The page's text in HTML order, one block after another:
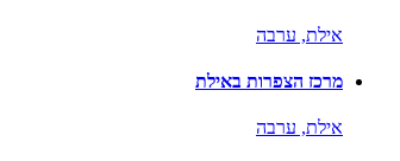
אילת, ערבה
מרכז הצפרות באילת
אילת, ערבה